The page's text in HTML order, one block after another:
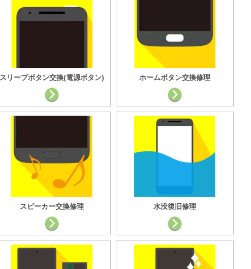
スリープボタン交換(電源ボタン) ホームボタン交換修理
スピーカー交換修理 水没復旧修理